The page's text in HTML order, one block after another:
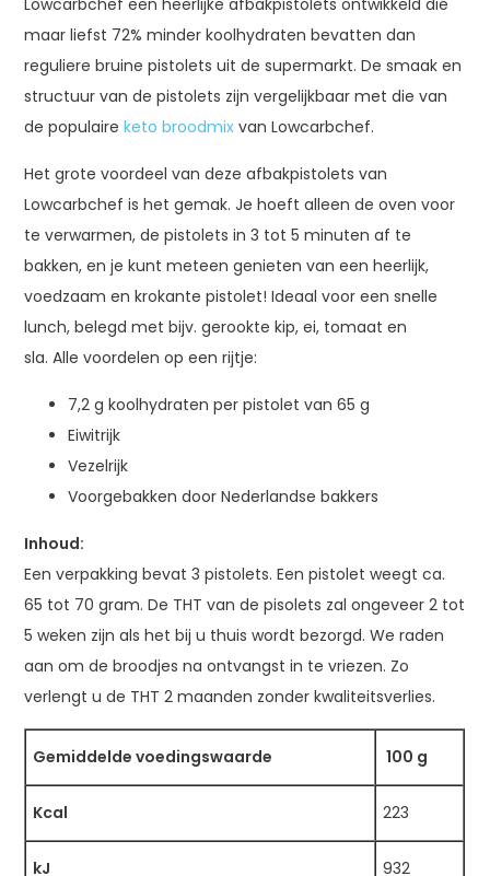
maar liefst 72% minder koolhydraten bevatten dan
reguliere bruine pistolets uit de supermarkt. De smaak en
structuur van de pistolets zijn vergelijkbaar met die van
de populaireketo broodmix van Lowcarbchef.
Het grote voordeel van deze afbakpistolets van
Lowcarbchef is het gemak. Je hoeft alleen de oven voor
te verwarmen, de pistolets in 3 tot 5 minuten af te
bakken, en je kunt meteen genieten van een heerlijk,
voedzaam en krokante pistolet! Ideaal voor een snelle
lunch, belegd met bijv. gerookte kip, ei, tomaat en
sla. Alle voordelen op een rijtje:
7,2 g koolhydraten per pistolet van 65 g
Eiwitrijk
Vezelrijk
Voorgebakken door Nederlandse bakkers
Inhoud:
Een verpakking bevat 3 pistolets. Een pistolet weegt ca.
65 tot 70 gram. De THT van de pisolets zal ongeveer 2 tot
5 weken zijn als het bij u thuis wordt bezorgd. We raden
aan om de broodjes na ontvangst in te vriezen. Zo
verlengt u de THT 2 maanden zonder kwaliteitsverlies.
Gemiddelde voedingswaarde 100 g
Kcal 223
kJ 932